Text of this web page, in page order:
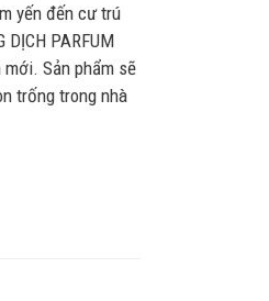
yến đến cư trú
PARFUM
Sản phẩm sẽ
trống trong nhà